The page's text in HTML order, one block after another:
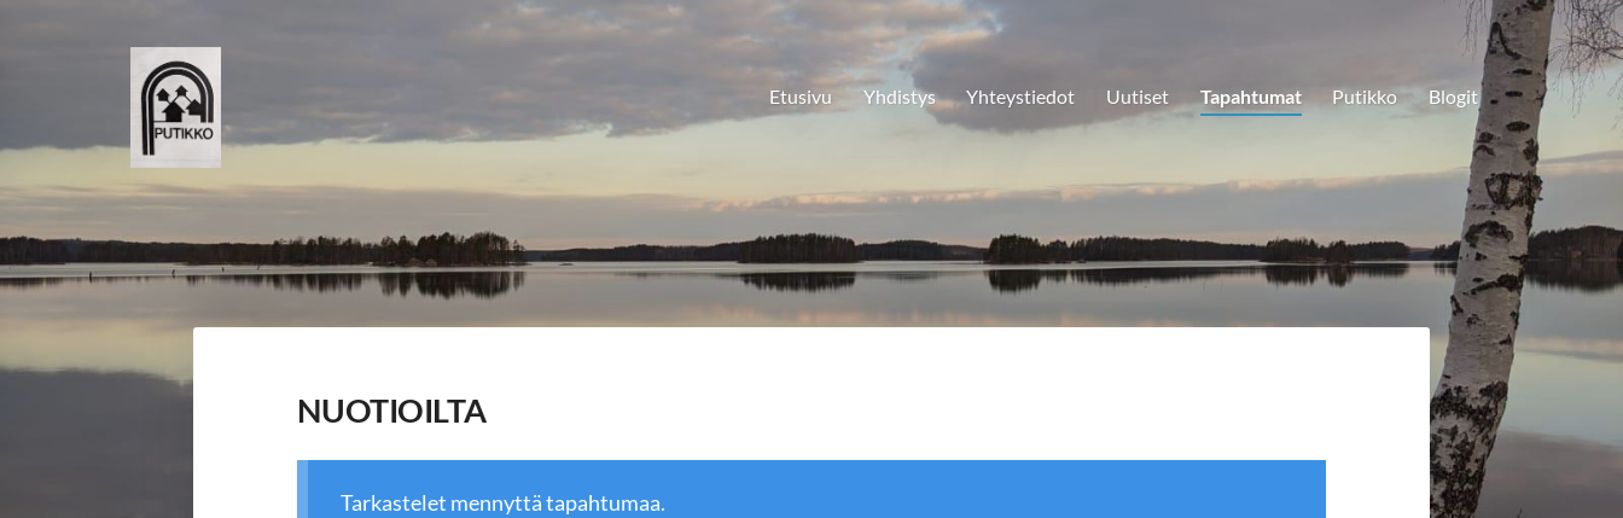
Putikko - kyläyhdistys
Etusivu Yhdistys Yhteystiedot Uutiset Tapahtumat Putikko Blogit
NUOTIOILTA
Tarkastelet mennyttä tapahtumaa.